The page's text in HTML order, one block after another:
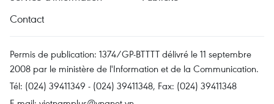
Contact
Permis de publication: 1374/GP-BTTTT délivré le 11 septembre
2008 par le ministère de l'Information et de la Communication.
Tél: (024) 39411349 - (024) 39411348, Fax: (024) 39411348